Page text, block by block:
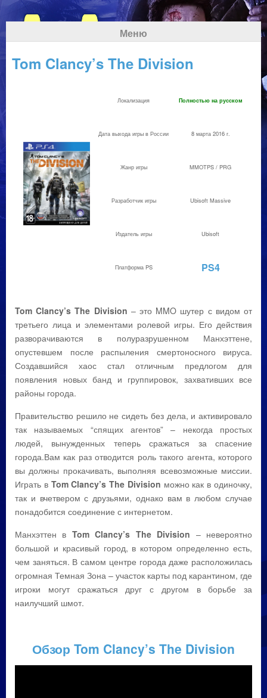
Меню
Tom Clancy’s The Division
Локализация Полностью на русском
Дата выхода игры в России 8 марта 2016 г.
Жанр игры MMOTPS / PRG
Разработчик игры Ubisoft Massive
Издатель игры Ubisoft
Платформа PS PS4
Tom Clancy’s The Division – это MMO шутер с видом от
третьего лица и элементами ролевой игры. Его действия
разворачиваются в полуразрушенном Манхэттене,
опустевшем после распыления смертоносного вируса.
Создавшийся хаос стал отличным предлогом для
появления новых банд и группировок, захвативших все
районы города.
Правительство решило не сидеть без дела, и активировало
так называемых “спящих агентов” – некогда простых
людей, вынужденных теперь сражаться за спасение
города.Вам как раз отводится роль такого агента, которого
вы должны прокачивать, выполняя всевозможные миссии.
Играть в Tom Clancy’s The Division можно как в одиночку,
так и вчетвером с друзьями, однако вам в любом случае
понадобится соединение с интернетом.
Манхэттен в Tom Clancy’s The Division – невероятно
большой и красивый город, в котором определенно есть,
чем заняться. В самом центре города даже расположилась
огромная Темная Зона – участок карты под карантином, где
игроки могут сражаться друг с другом в борьбе за
наилучший шмот.
Обзор Tom Clancy’s The Division